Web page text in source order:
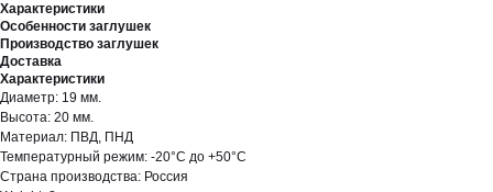
Характеристики
Особенности заглушек
Производство заглушек
Доставка
Характеристики
Диаметр: 19 мм.
Высота: 20 мм.
Материал: ПВД, ПНД
Температурный режим: -20°С до +50°С
Страна производства: Россия